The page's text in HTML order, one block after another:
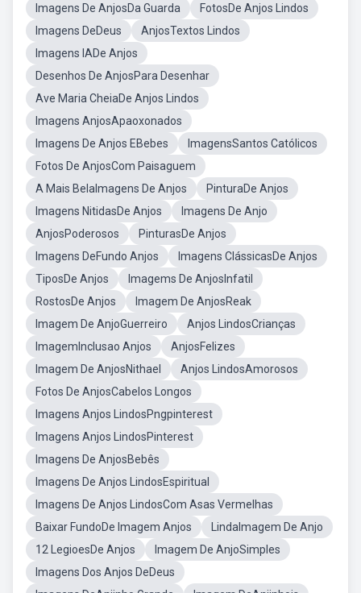
Imagens De AnjosDa Guarda
FotosDe Anjos Lindos
Imagens DeDeus
AnjosTextos Lindos
Imagens IADe Anjos
Desenhos De AnjosPara Desenhar
Ave Maria CheiaDe Anjos Lindos
Imagens AnjosApaoxonados
Imagens De Anjos EBebes
ImagensSantos Católicos
Fotos De AnjosCom Paisaguem
A Mais BelaImagens De Anjos
PinturaDe Anjos
Imagens NitidasDe Anjos
Imagens De Anjo
AnjosPoderosos
PinturasDe Anjos
Imagens DeFundo Anjos
Imagens ClássicasDe Anjos
TiposDe Anjos
Imagems De AnjosInfatil
RostosDe Anjos
Imagem De AnjosReak
Imagem De AnjoGuerreiro
Anjos LindosCrianças
ImagemInclusao Anjos
AnjosFelizes
Imagem De AnjosNithael
Anjos LindosAmorosos
Fotos De AnjosCabelos Longos
Imagens Anjos LindosPngpinterest
Imagens Anjos LindosPinterest
Imagens De AnjosBebês
Imagens De Anjos LindosEspiritual
Imagens De Anjos LindosCom Asas Vermelhas
Baixar FundoDe Imagem Anjos
LindaImagem De Anjo
12 LegioesDe Anjos
Imagem De AnjoSimples
Imagens Dos Anjos DeDeus